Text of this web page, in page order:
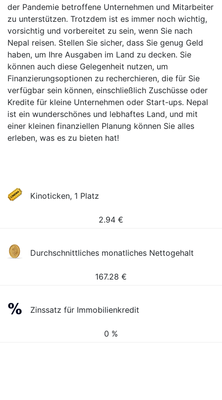
der Pandemie betroffene Unternehmen und Mitarbeiter
zu unterstützen. Trotzdem ist es immer noch wichtig,
vorsichtig und vorbereitet zu sein, wenn Sie nach
Nepal reisen. Stellen Sie sicher, dass Sie genug Geld
haben, um Ihre Ausgaben im Land zu decken. Sie
können auch diese Gelegenheit nutzen, um
Finanzierungsoptionen zu recherchieren, die für Sie
verfügbar sein können, einschließlich Zuschüsse oder
Kredite für kleine Unternehmen oder Start-ups. Nepal
ist ein wunderschönes und lebhaftes Land, und mit
einer kleinen finanziellen Planung können Sie alles
erleben, was es zu bieten hat!
Kinoticken, 1 Platz
2.94 €
Durchschnittliches monatliches Nettogehalt
167.28 €
Zinssatz für Immobilienkredit
0 %